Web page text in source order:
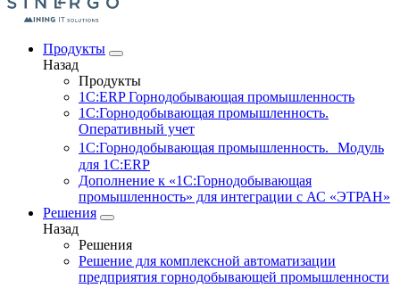
Продукты
Назад
Продукты
1С:ERP Горнодобывающая промышленность
1С:Горнодобывающая промышленность.
Оперативный учет
1С:Горнодобывающая промышленность. Модуль
для 1С:ERP
Дополнение к «1С:Горнодобывающая
промышленность» для интеграции с АС «ЭТРАН»
Решения
Назад
Решения
Решение для комплексной автоматизации
предприятия горнодобывающей промышленности